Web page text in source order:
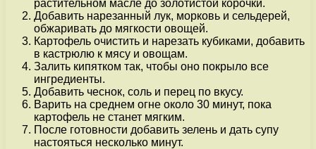
растительном масле до золотистой корочки.
Добавить нарезанный лук, морковь и сельдерей,
обжаривать до мягкости овощей.
Картофель очистить и нарезать кубиками, добавить
в кастрюлю к мясу и овощам.
Залить кипятком так, чтобы оно покрыло все
ингредиенты.
Добавить чеснок, соль и перец по вкусу.
Варить на среднем огне около 30 минут, пока
картофель не станет мягким.
После готовности добавить зелень и дать супу
настояться несколько минут.